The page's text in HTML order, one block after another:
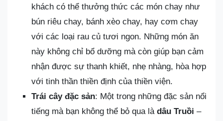
khách có thể thưởng thức các món chay như
bún riêu chay, bánh xèo chay, hay cơm chay
với các loại rau củ tươi ngon. Những món ăn
này không chỉ bổ dưỡng mà còn giúp bạn cảm
nhận được sự thanh khiết, nhẹ nhàng, hòa hợp
với tinh thần thiền định của thiền viện.
Trái cây đặc sản: Một trong những đặc sản nổi
tiếng mà bạn không thể bỏ qua là dâu Truồi –